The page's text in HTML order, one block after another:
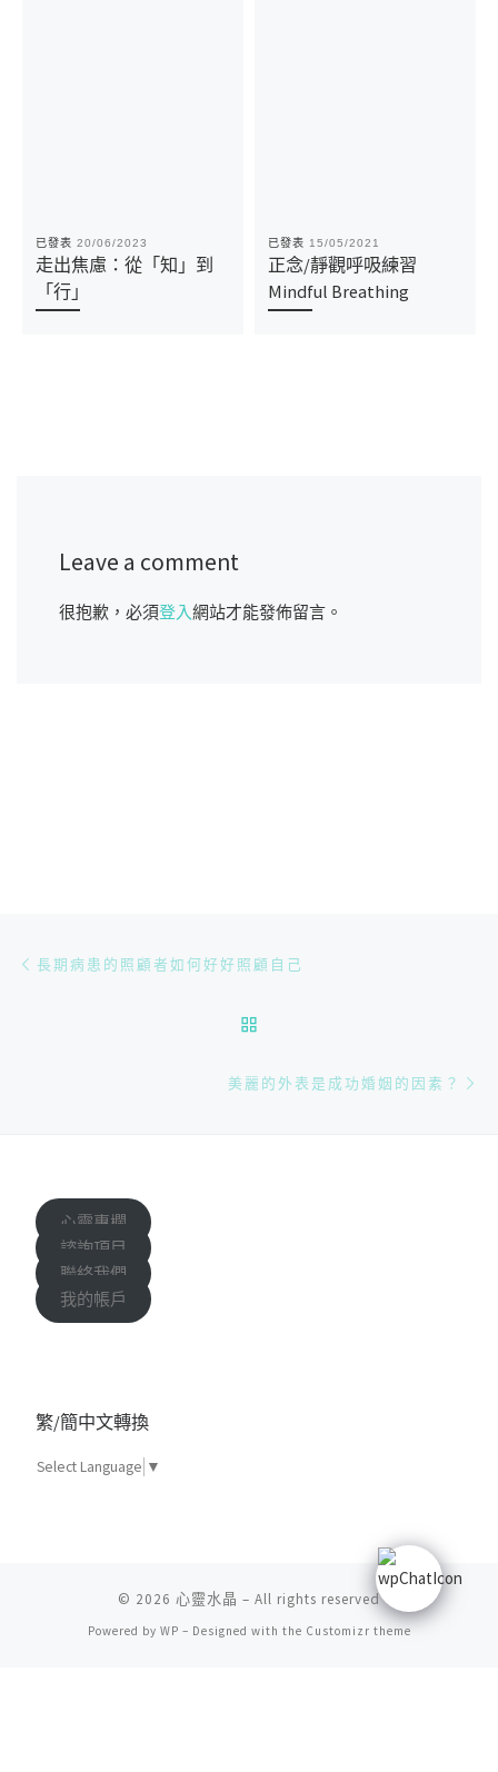
已發表 20/06/2023
走出焦慮：從「知」到
「行」
已發表 15/05/2021
正念/靜觀呼吸練習
Mindful Breathing
Leave a comment
很抱歉，必須登入網站才能發佈留言。
文章導航
長期病患的照顧者如何好好照顧自己
美麗的外表是成功婚姻的因素？
心靈專欄
諮詢項目
聯絡我們
我的帳戶
繁/簡中文轉換
Select Language ▼
© 2026 心靈水晶 – All rights reserved
Powered by WP – Designed with the Customizr theme